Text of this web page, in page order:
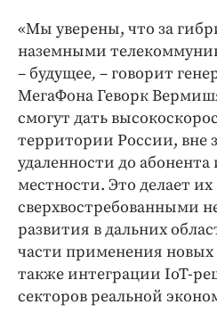
«Мы уверены, что за
наземными
– будущее, –говорит
МегаФона Геворк
смогут дать
территории России, вне
удаленности до
местности. Это делает их
сверхвостребованными
развития в дальних
части применения новых
также интеграции IoT-
секторов реальной